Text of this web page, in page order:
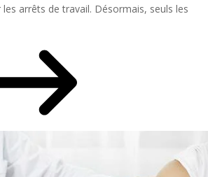
arrêts de travail. Désormais, seuls les